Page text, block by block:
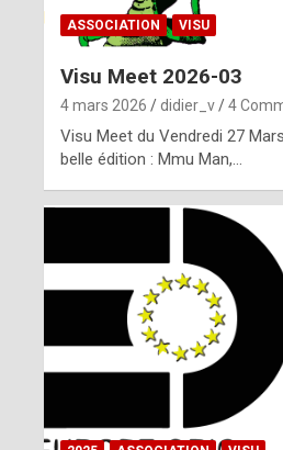
m
ASSOCIATION VISU
Visu Meet 2026-03
4 mars 2026 didier_v 4
Visu Meet du Vendredi 27
belle édition : Mmu Man,…